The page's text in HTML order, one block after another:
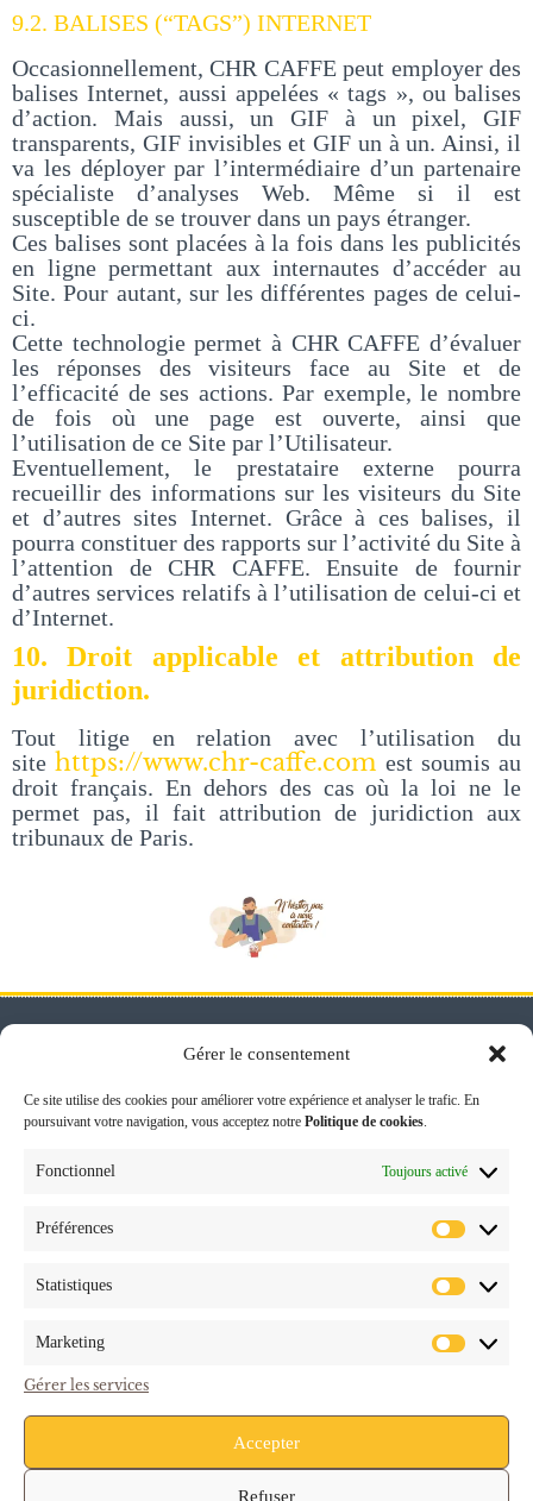
Gérer le consentement
Ce site utilise des cookies pour améliorer votre expérience et analyser le trafic. En
poursuivant votre navigation, vous acceptez notre Politique de cookies
Fonctionnel Toujours activé
Préférences
Statistiques
Marketing
Gérer les services
Accepter
Refuser
9.2. BALISES (“TAGS”) INTERNET
Occasionnellement, CHR CAFFE peut employer des
balises Internet, aussi appelées « tags », ou balises
d’action. Mais aussi, un GIF à un pixel, GIF
transparents, GIF invisibles et GIF un à un. Ainsi, il
va les déployer par l’intermédiaire d’un partenaire
spécialiste d’analyses Web. Même si il est
susceptible de se trouver dans un pays étranger.
Ces balises sont placées à la fois dans les publicités
en ligne permettant aux internautes d’accéder au
Site. Pour autant, sur les différentes pages de celui-
ci.
Cette technologie permet à CHR CAFFE d’évaluer
les réponses des visiteurs face au Site et de
l’efficacité de ses actions. Par exemple, le nombre
de fois où une page est ouverte, ainsi que
l’utilisation de ce Site par l’Utilisateur.
Eventuellement, le prestataire externe pourra
recueillir des informations sur les visiteurs du Site
et d’autres sites Internet. Grâce à ces balises, il
pourra constituer des rapports sur l’activité du Site à
l’attention de CHR CAFFE. Ensuite de fournir
d’autres services relatifs à l’utilisation de celui-ci et
d’Internet.
10. Droit applicable et attribution de
juridiction.
Tout litige en relation avec l’utilisation du
site https://www.chr-caffe.com est soumis au
droit français. En dehors des cas où la loi ne le
permet pas, il fait attribution de juridiction aux
tribunaux de Paris.
Thiais Cedex
assist.commerciale@chr-
LIENS
RAPIDES